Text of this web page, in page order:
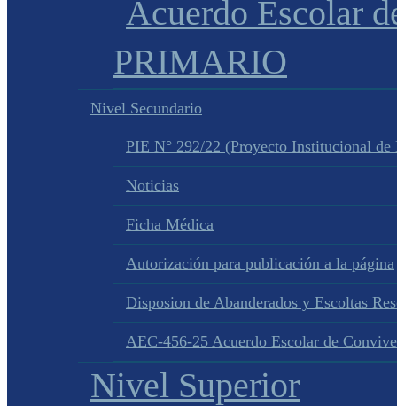
Acuerdo Escolar
PRIMARIO
Nivel Secundario
PIE N° 292/22 (Proyecto Institucional de
Noticias
Ficha Médica
Autorización para publicación a la página
Disposion de Abanderados y Escoltas
AEC-456-25 Acuerdo Escolar de
Nivel Superior